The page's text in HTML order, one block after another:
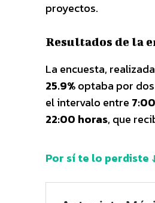
proyectos.
Resultados de la
La encuesta,
25.9%optaba por
el intervalo entre
22:00 horas, que
Por sí te lo perdiste